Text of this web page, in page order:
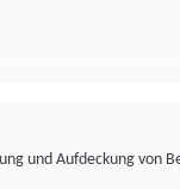
wirtschaftlichen
als digitalen
die in
in unserer
unserer
und Aufdeckung von